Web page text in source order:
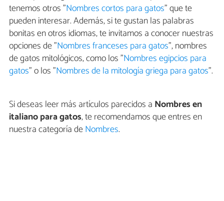
tenemos otros "Nombres cortos para gatos" que te
pueden interesar. Además, si te gustan las palabras
bonitas en otros idiomas, te invitamos a conocer nuestras
opciones de "Nombres franceses para gatos", nombres
de gatos mitológicos, como los "Nombres egipcios para
gatos" o los "Nombres de la mitología griega para gatos".
Si deseas leer más artículos parecidos a Nombres en
italiano para gatos, te recomendamos que entres en
nuestra categoría deNombres.